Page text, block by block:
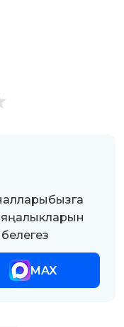
яңалыкларын
MAX